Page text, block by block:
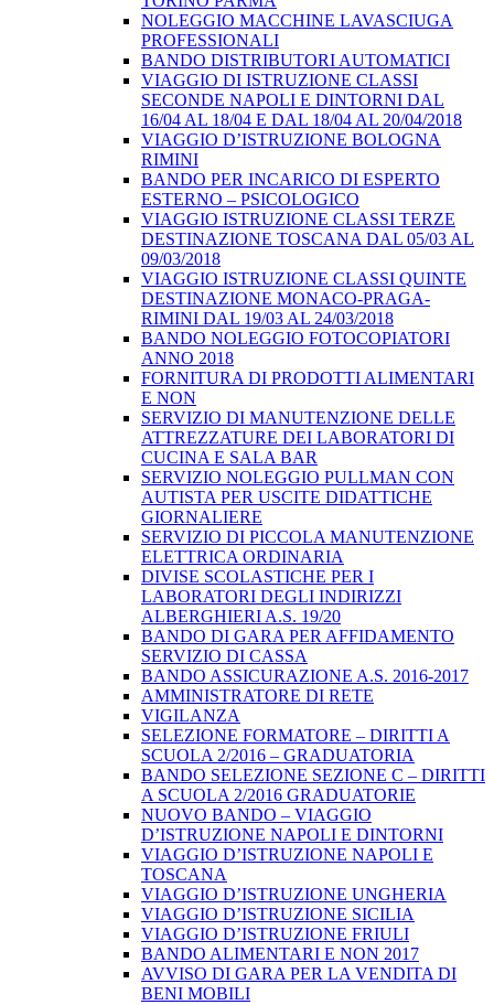
NOLEGGIO MACCHINE LAVASCIUGA
PROFESSIONALI
BANDO DISTRIBUTORI AUTOMATICI
VIAGGIO DI ISTRUZIONE CLASSI
SECONDE NAPOLI E DINTORNI DAL
16/04 AL 18/04 E DAL 18/04 AL 20/04/2018
VIAGGIO D’ISTRUZIONE BOLOGNA
RIMINI
BANDO PER INCARICO DI ESPERTO
ESTERNO – PSICOLOGICO
VIAGGIO ISTRUZIONE CLASSI TERZE
DESTINAZIONE TOSCANA DAL 05/03 AL
09/03/2018
VIAGGIO ISTRUZIONE CLASSI QUINTE
DESTINAZIONE MONACO-PRAGA-
RIMINI DAL 19/03 AL 24/03/2018
BANDO NOLEGGIO FOTOCOPIATORI
ANNO 2018
FORNITURA DI PRODOTTI ALIMENTARI
E NON
SERVIZIO DI MANUTENZIONE DELLE
ATTREZZATURE DEI LABORATORI DI
CUCINA E SALA BAR
SERVIZIO NOLEGGIO PULLMAN CON
AUTISTA PER USCITE DIDATTICHE
GIORNALIERE
SERVIZIO DI PICCOLA MANUTENZIONE
ELETTRICA ORDINARIA
DIVISE SCOLASTICHE PER I
LABORATORI DEGLI INDIRIZZI
ALBERGHIERI A.S. 19/20
BANDO DI GARA PER AFFIDAMENTO
SERVIZIO DI CASSA
BANDO ASSICURAZIONE A.S. 2016-2017
AMMINISTRATORE DI RETE
VIGILANZA
SELEZIONE FORMATORE – DIRITTI A
SCUOLA 2/2016 – GRADUATORIA
BANDO SELEZIONE SEZIONE C – DIRITTI
A SCUOLA 2/2016 GRADUATORIE
NUOVO BANDO – VIAGGIO
D’ISTRUZIONE NAPOLI E DINTORNI
VIAGGIO D’ISTRUZIONE NAPOLI E
TOSCANA
VIAGGIO D’ISTRUZIONE UNGHERIA
VIAGGIO D’ISTRUZIONE SICILIA
VIAGGIO D’ISTRUZIONE FRIULI
BANDO ALIMENTARI E NON 2017
AVVISO DI GARA PER LA VENDITA DI
BENI MOBILI